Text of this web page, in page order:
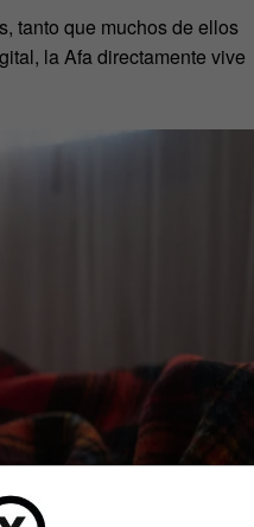
tanto que muchos de ellos
la Afa directamente vive